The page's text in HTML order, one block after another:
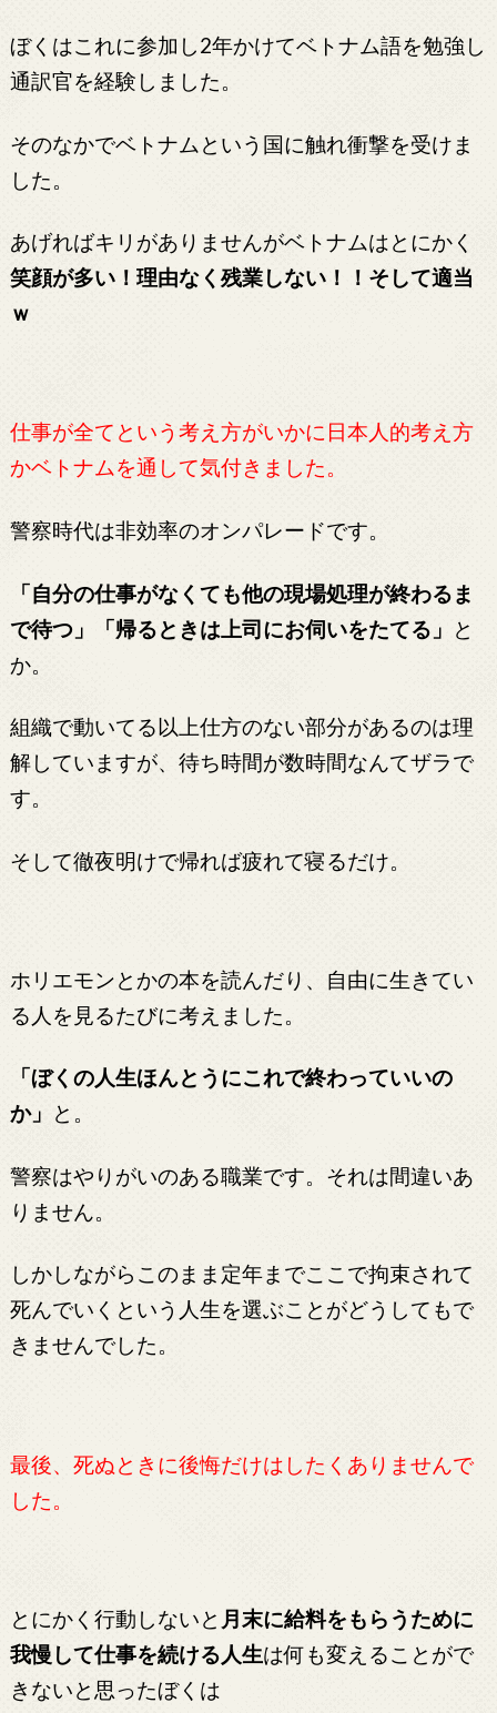
ぼくはこれに参加し2年かけてベトナム語を勉強し
通訳官を経験しました。
そのなかでベトナムという国に触れ衝撃を受けま
した。
あげればキリがありませんがベトナムはとにかく
笑顔が多い！理由なく残業しない！！そして適当
ｗ
仕事が全てという考え方がいかに日本人的考え方
かベトナムを通して気付きました。
警察時代は非効率のオンパレードです。
「自分の仕事がなくても他の現場処理が終わるま
で待つ」「帰るときは上司にお伺いをたてる」 と
か。
組織で動いてる以上仕方のない部分があるのは理
解していますが、待ち時間が数時間なんてザラで
す。
そして徹夜明けで帰れば疲れて寝るだけ。
ホリエモンとかの本を読んだり、自由に生きてい
る人を見るたびに考えました。
「ぼくの人生ほんとうにこれで終わっていいの
か」 と。
警察はやりがいのある職業です。それは間違いあ
りません。
しかしながらこのまま定年までここで拘束されて
死んでいくという人生を選ぶことがどうしてもで
きませんでした。
最後、死ぬときに後悔だけはしたくありませんで
した。
とにかく行動しないと 月末に給料をもらうために
我慢して仕事を続ける人生は何も変えることがで
きないと思ったぼくは